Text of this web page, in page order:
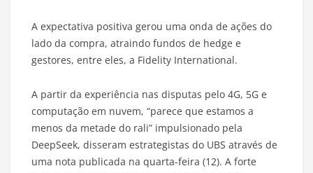
A expectativa positiva gerou uma onda de ações do
lado da compra, atraindo fundos de hedge e
gestores, entre eles, a Fidelity International.
A partir da experiência nas disputas pelo 4G, 5G e
computação em nuvem, “parece que estamos a
menos da metade do rali” impulsionado pela
DeepSeek, disseram estrategistas do UBS através de
uma nota publicada na quarta-feira (12). A forte